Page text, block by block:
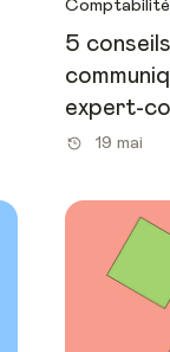
Comptabilité
5
expert-
19 mai